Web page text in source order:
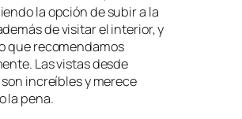
la opción de subir a la
de visitar el interior, y
que recomendamos
Las vistas desde
increíbles y merece
la pena.